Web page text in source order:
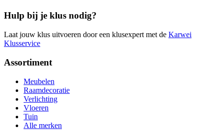
Hulp bij je klus nodig?
Laat jouw klus uitvoeren door een klusexpert met de Karwei
Klusservice
Assortiment
Meubelen
Raamdecoratie
Verlichting
Vloeren
Tuin
Alle merken